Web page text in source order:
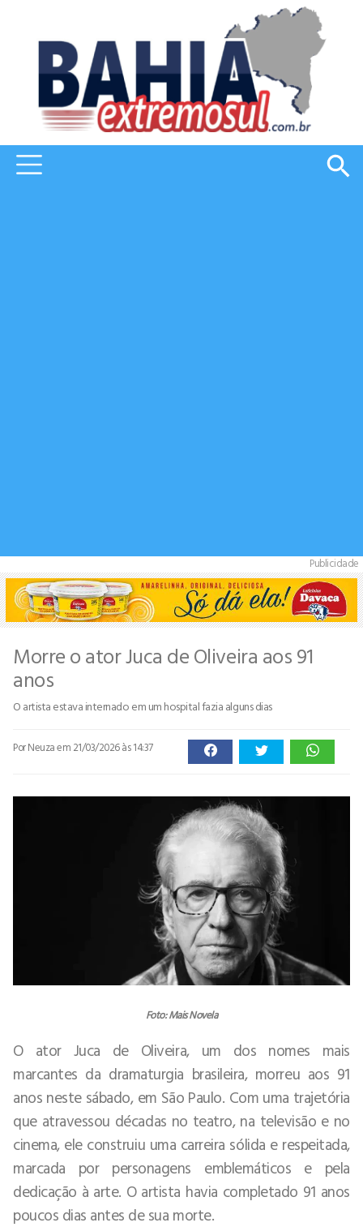
Publicidade
Morre o ator Juca de Oliveira aos 91
anos
O artista estava internado em um hospital fazia alguns dias
Por Neuzaem 21/03/2026 às 14:37
Foto: Mais Novela
O ator Juca de Oliveira, um dos nomes mais
marcantes da dramaturgia brasileira, morreu aos 91
anos neste sábado, em São Paulo. Com uma trajetória
que atravessou décadas no teatro, na televisão e no
cinema, ele construiu uma carreira sólida e respeitada,
marcada por personagens emblemáticos e pela
dedicação à arte. O artista havia completado 91 anos
poucos dias antes de sua morte.